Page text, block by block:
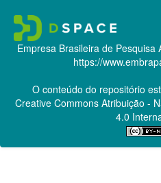
Empresa Brasileira de Pesquisa
https://
O conteúdo do repositório
Creative CommonsAtribuição -
4.0